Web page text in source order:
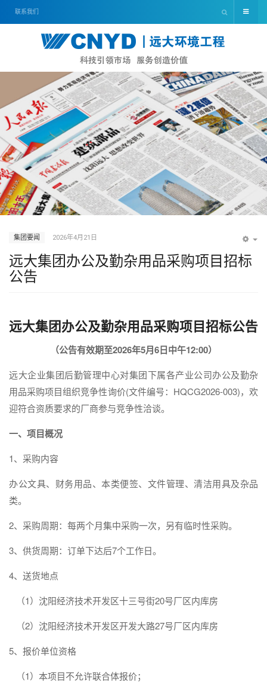
联系我们
集团要闻 2026年4月21日
远大集团办公及勤杂用品采购项目招标
公告
远大集团办公及勤杂用品采购项目招标公告
（公告有效期至2026年5月6日中午12:00）
远大企业集团后勤管理中心对集团下属各产业公司办公及勤杂
用品采购项目组织竞争性询价(文件编号：HQCG2026-003)，欢
迎符合资质要求的厂商参与竞争性洽谈。
一、项目概况
1、采购内容
办公文具、财务用品、本类便签、文件管理、清洁用具及杂品
类。
2、采购周期：每两个月集中采购一次，另有临时性采购。
3、供货周期：订单下达后7个工作日。
4、送货地点
（1）沈阳经济技术开发区十三号街20号厂区内库房
（2）沈阳经济技术开发区开发大路27号厂区内库房
5、报价单位资格
（1）本项目不允许联合体报价；